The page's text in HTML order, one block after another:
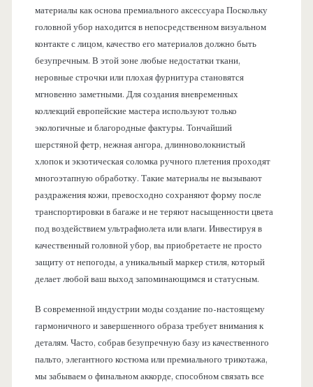
материалы как основа премиального аксессуара Поскольку
головной убор находится в непосредственном визуальном
контакте с лицом, качество его материалов должно быть
безупречным. В этой зоне любые недостатки ткани,
неровные строчки или плохая фурнитура становятся
мгновенно заметными. Для создания вневременных
коллекций европейские мастера используют только
экологичные и благородные фактуры. Тончайший
шерстяной фетр, нежная ангора, длинноволокнистый
хлопок и экзотическая соломка ручного плетения проходят
многоэтапную обработку. Такие материалы не вызывают
раздражения кожи, превосходно сохраняют форму после
транспортировки в багаже и не теряют насыщенности цвета
под воздействием ультрафиолета или влаги. Инвестируя в
качественный головной убор, вы приобретаете не просто
защиту от непогоды, а уникальный маркер стиля, который
делает любой ваш выход запоминающимся и статусным.
В современной индустрии моды создание по-настоящему
гармоничного и завершенного образа требует внимания к
деталям. Часто, собрав безупречную базу из качественного
пальто, элегантного костюма или премиального трикотажа,
мы забываем о финальном аккорде, способном связать все